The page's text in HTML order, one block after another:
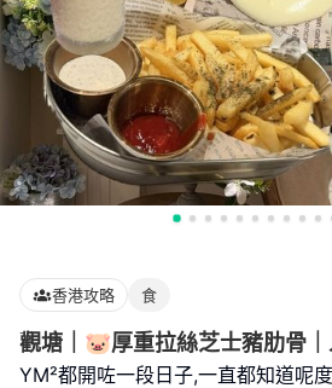
香港攻略 食
觀塘｜🐷厚重拉絲芝士豬肋骨
YM²都開咗一段日子,一直都知道呢